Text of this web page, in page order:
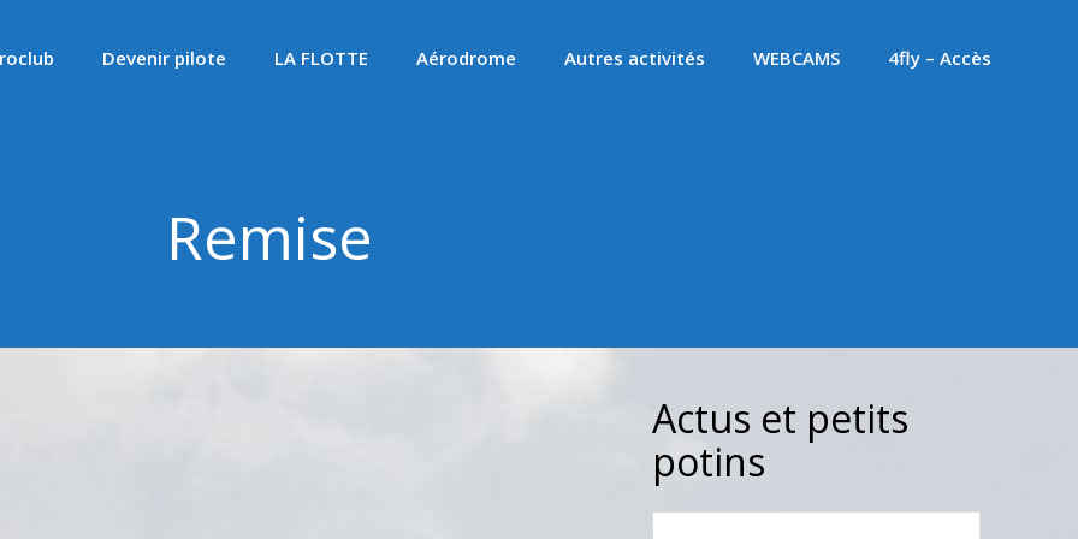
Devenir pilote LA FLOTTE Aérodrome Autres activités WEBCAMS 4fly – Accès
Remise
Actus et petits
potins